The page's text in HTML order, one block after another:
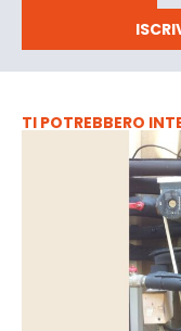
TI POTREBBERO